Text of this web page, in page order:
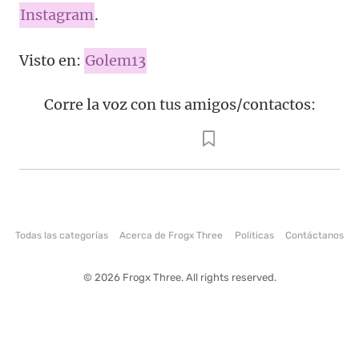
Instagram.
Visto en: Golem13
Corre la voz con tus amigos/contactos:
Todas las categorías Acerca de Frogx Three Politicas Contáctanos
© 2026 Frogx Three. All rights reserved.